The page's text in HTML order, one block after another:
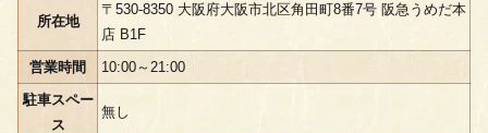
所在地
〒530-8350 大阪府大阪市北区角田町8番7号 阪急うめだ本
店 B1F
営業時間
10:00～21:00
駐車スペー
ス
無し